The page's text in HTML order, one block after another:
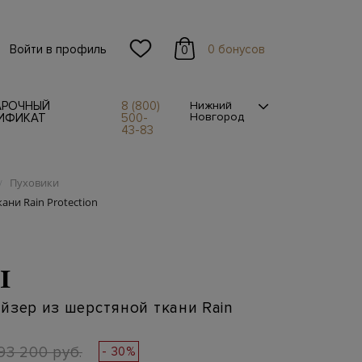
Войти в профиль 0 0 бонусов
8 (800)
500-
43-83
Нижний
Новгород
Пуховики
Rain Protection
из шерстяной ткани Rain
200 руб. - 30%